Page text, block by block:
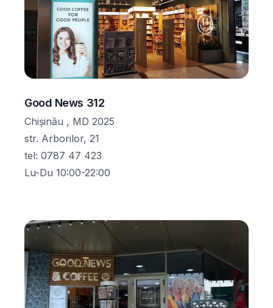
Good News 312
Chișinău , MD 2025
str. Arborilor, 21
tel: 0787 47 423
Lu-Du 10:00-22:00